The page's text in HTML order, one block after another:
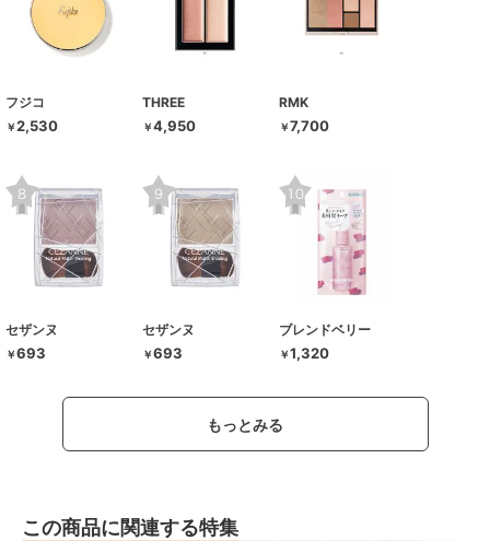
フジコ
￥2,530
THREE
￥4,950
RMK
￥7,700
セザンヌ
￥693
セザンヌ
￥693
ブレンドベリー
￥1,320
もっとみる
この商品に関連する特集